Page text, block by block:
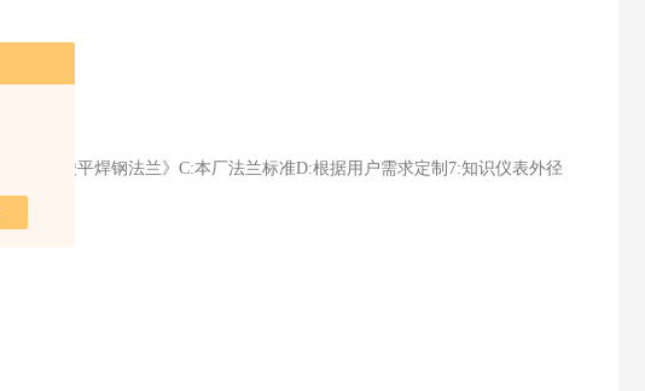
2″)
《耐酸平焊钢法兰》C:本厂法兰标准D:根据用户需求定制7:知识仪表外径